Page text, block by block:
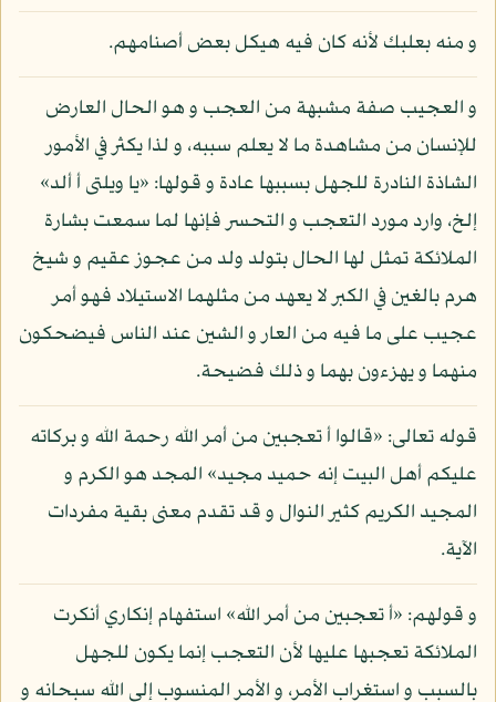
و منه بعلبك لأنه كان فيه هيكل بعض أصنامهم.
و العجيب صفة مشبهة من العجب و هو الحال العارض
للإنسان من مشاهدة ما لا يعلم سببه، و لذا يكثر في الأمور
الشاذة النادرة للجهل بسببها عادة و قولها: «يا ويلتى أ ألد»
إلخ، وارد مورد التعجب و التحسر فإنها لما سمعت بشارة
الملائكة تمثل لها الحال بتولد ولد من عجوز عقيم و شيخ
هرم بالغين في الكبر لا يعهد من مثلهما الاستيلاد فهو أمر
عجيب على ما فيه من العار و الشين عند الناس فيضحكون
منهما و يهزءون بهما و ذلك فضيحة.
قوله تعالى: «قالوا أ تعجبين من أمر الله رحمة الله و بركاته
عليكم أهل البيت إنه حميد مجيد» المجد هو الكرم و
المجيد الكريم كثير النوال و قد تقدم معنى بقية مفردات
الآية.
و قولهم: «أ تعجبين من أمر الله» استفهام إنكاري أنكرت
الملائكة تعجبها عليها لأن التعجب إنما يكون للجهل
بالسبب و استغراب الأمر، و الأمر المنسوب إلى الله سبحانه و